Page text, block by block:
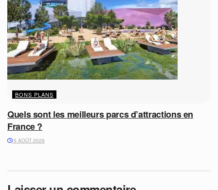
BONS PLANS
Quels sont les meilleurs parcs d’attractions en
France ?
5 AOÛT 2026